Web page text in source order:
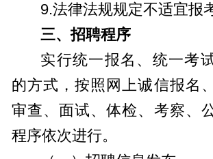
9.法律法规规定不适宜报
三、招聘程序
实行统一报名、统一考
的方式，按照网上诚信报名
审查、面试、体检、考察、
程序依次进行。